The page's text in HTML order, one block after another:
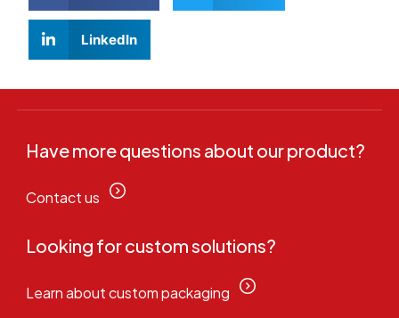
LinkedIn
Have more questions about our product?
Contact us
Looking for custom solutions?
Learn about custom packaging